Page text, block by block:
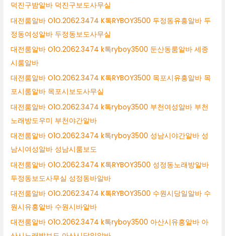
덕진구밤알바 덕진구보도사무실
대전룸알바 O1O.2062.3474 K톡RYBOY3500 두정동유흥알바 두
정동여성알바 두정동보도사무실
대전룸알바 O1O.2062.3474 k톡ryboy3500 둔산동룸알바 세종
시룸알바
대전룸알바 O1O.2062.3474 K톡RYBOY3500 목포시유흥알바 목
포시룸알바 목포시보도사무실
대전룸알바 O1O.2062.3474 k톡ryboy3500 부천여성알바 부천
노래방도우미 부천야간알바
대전룸알바 O1O.2062.3474 k톡ryboy3500 성남시야간알바 성
남시여성알바 성남시룸보도
대전룸알바 O1O.2062.3474 K톡RYBOY3500 성정동노래방알바
두정동보도사무실 성정동바알바
대전룸알바 O1O.2062.3474 K톡RYBOY3500 수원시당일알바 수
원시유흥알바 수원시바알바
대전룸알바 O1O.2062.3474 k톡ryboy3500 아산시유흥알바 아